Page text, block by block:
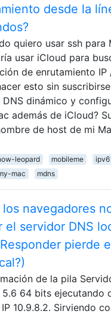
desde la
quiero usar ssh para
usar iCloud para
de enrutamiento IP
esto sin
DNS dinámico y
además de iCloud?
de host de mi
leopard mobileme
ipv6
mac
mdns
navegadores
el servidor DNS
pierde
de la pila
5.6 64 bits ejecutando
10.9.8.2. Sirviendo